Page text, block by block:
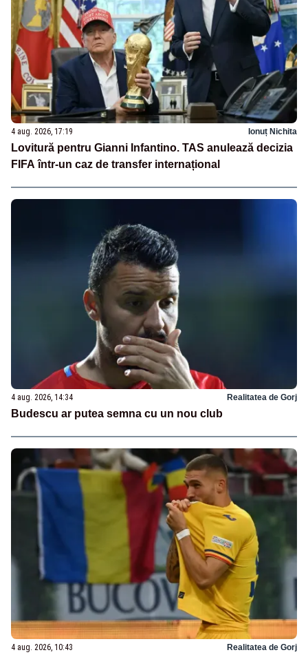
4 aug. 2026, 17:19 Ionuț Nichita
Lovitură pentru Gianni Infantino. TAS anulează decizia
FIFA într-un caz de transfer internațional
4 aug. 2026, 14:34 Realitatea de Gorj
Budescu ar putea semna cu un nou club
4 aug. 2026, 10:43 Realitatea de Gorj